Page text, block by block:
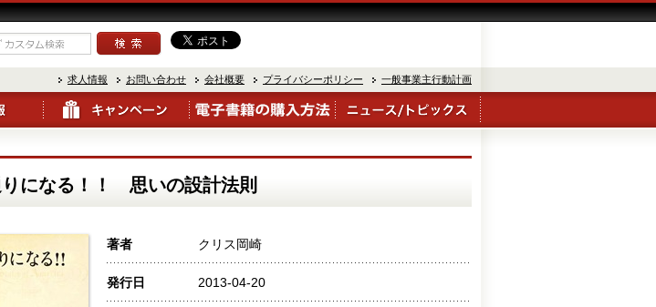
求人情報 お問い合わせ 会社概要 プライバシーポリシー 一般事業主行動計画
りになる！！ 思いの設計法則
著者 クリス岡崎
発行日 2013-04-20